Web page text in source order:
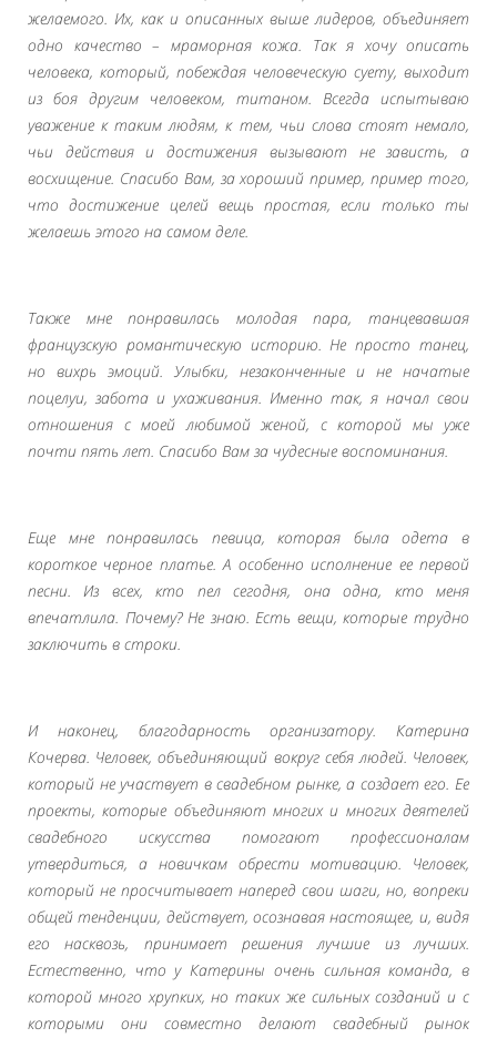
желаемого. Их, как и описанных выше лидеров, объединяет
одно качество – мраморная кожа. Так я хочу описать
человека, который, побеждая человеческую суету, выходит
из боя другим человеком, титаном. Всегда испытываю
уважение к таким людям, к тем, чьи слова стоят немало,
чьи действия и достижения вызывают не зависть, а
восхищение. Спасибо Вам, за хороший пример, пример того,
что достижение целей вещь простая, если только ты
желаешь этого на самом деле.
Также мне понравилась молодая пара, танцевавшая
французскую романтическую историю. Не просто танец,
но вихрь эмоций. Улыбки, незаконченные и не начатые
поцелуи, забота и ухаживания. Именно так, я начал свои
отношения с моей любимой женой, с которой мы уже
почти пять лет. Спасибо Вам за чудесные воспоминания.
Еще мне понравилась певица, которая была одета в
короткое черное платье. А особенно исполнение ее первой
песни. Из всех, кто пел сегодня, она одна, кто меня
впечатлила. Почему? Не знаю. Есть вещи, которые трудно
заключить в строки.
И наконец, благодарность организатору. Катерина
Кочерва. Человек, объединяющий вокруг себя людей. Человек,
который не участвует в свадебном рынке, а создает его. Ее
проекты, которые объединяют многих и многих деятелей
свадебного искусства помогают профессионалам
утвердиться, а новичкам обрести мотивацию. Человек,
который не просчитывает наперед свои шаги, но, вопреки
общей тенденции, действует, осознавая настоящее, и, видя
его насквозь, принимает решения лучшие из лучших.
Естественно, что у Катерины очень сильная команда, в
которой много хрупких, но таких же сильных созданий и с
которыми они совместно делают свадебный рынок